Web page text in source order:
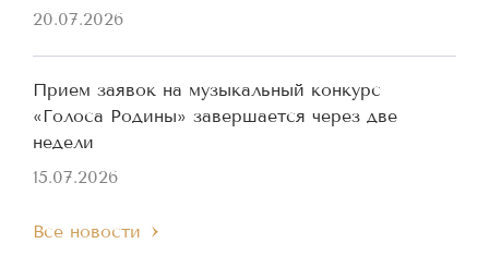
20.07.2026
Прием заявок на музыкальный конкурс
«Голоса Родины» завершается через две
недели
15.07.2026
Все новости